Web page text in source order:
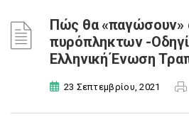
Πώς θα «παγώσουν»
πυρόπληκτων -
Ελληνική Ένωση
23 Σεπτεμβρίου, 2021